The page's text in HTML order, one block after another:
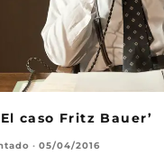
caso Fritz Bauer’
· 05/04/2016